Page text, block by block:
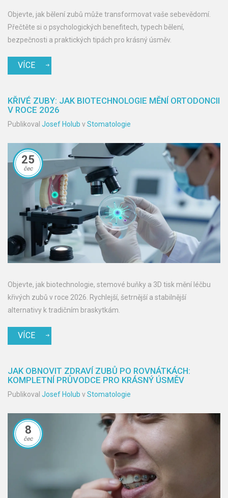
Objevte, jak bělení zubů může transformovat vaše sebevědomí.
Přečtěte si o psychologických benefitech, typech bělení,
bezpečnosti a praktických tipách pro krásný úsměv.
VÍCE
KŘIVÉ ZUBY: JAK BIOTECHNOLOGIE MĚNÍ ORTODONCII
V ROCE 2026
Publikoval Josef Holub vStomatologie
25
čec
Objevte, jak biotechnologie, stemové buňky a 3D tisk mění léčbu
křivých zubů v roce 2026. Rychlejší, šetrnější a stabilnější
alternativy k tradičním braskytkám.
VÍCE
JAK OBNOVIT ZDRAVÍ ZUBŮ PO ROVNÁTKÁCH:
KOMPLETNÍ PRŮVODCE PRO KRÁSNÝ ÚSMĚV
Publikoval Josef Holub vStomatologie
8
čec